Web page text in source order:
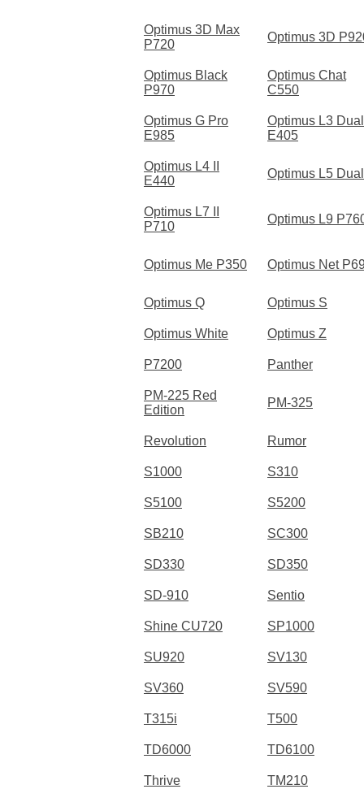
Optimus 3D Max
P720
Optimus 3D
Optimus Black
P970
Optimus Chat
C550
Optimus G Pro
E985
Optimus L3 Dual
E405
Optimus L4 II
E440
Optimus L5 Dual
Optimus L7 II
P710
Optimus L9
Optimus Me P350 Optimus Net
Optimus Q Optimus S
Optimus White Optimus Z
P7200 Panther
PM-225 Red
Edition
PM-325
Revolution Rumor
S1000 S310
S5100 S5200
SB210 SC300
SD330 SD350
SD-910 Sentio
Shine CU720 SP1000
SU920 SV130
SV360 SV590
T315i T500
TD6000 TD6100
Thrive TM210